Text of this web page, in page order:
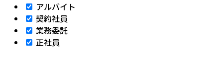
アルバイト
契約社員
業務委託
正社員